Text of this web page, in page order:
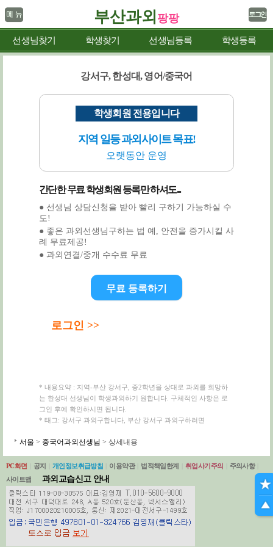
부산과외 팡팡
선생님찾기 학생찾기 선생님등록 학생등록
강서구, 한성대, 영어/중국어
학생회원 전용입니다
지역 일등 과외사이트 목표!
오랫동안 운영
간단한 무료 학생회원 등록만 하셔도...
● 선생님 상담신청을 받아 빨리 구하기 가능하실 수
도!
● 좋은 과외선생님구하는 법 예, 안전을 증가시킬 사
례 무료제공!
● 과외연결/중개 수수료 무료
무료 등록하기
로그인 >>
* 내용요약 : 지역-부산 강서구, 중2학년을 상대로 과외를 희망하
는 한성대 선생님이 학생과외하기 원합니다. 구체적인 사항은 로
그인 후에 확인하시면 됩니다.
* 태그: 강서구 과외구합니다, 부산 강서구 과외구하려면
서울 > 중국어과외선생님 > 상세내용
PC화면 공지 개인정보취급방침 이용약관 법적책임한계 취업사기주의 주의사항
사이트맵
과외교습신고 안내